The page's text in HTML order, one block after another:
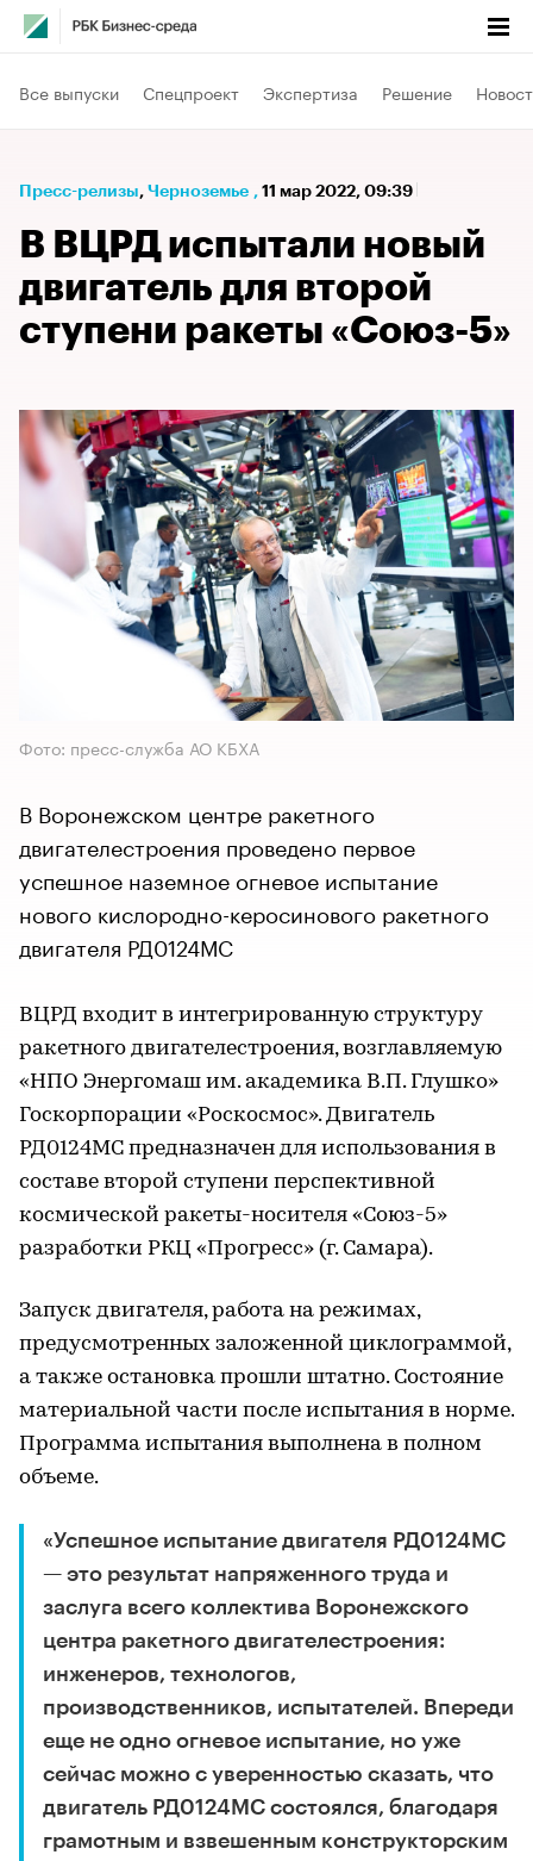
Все выпуски Спецпроект Экспертиза Решение
Пресс-релизы⁠, Черноземье , 11 мар 2022, 09:39
В ВЦРД испытали новый
двигатель для второй
ступени ракеты «Союз-5»
Фото: пресс-служба АО КБХА
В Воронежском центре ракетного
двигателестроения проведено первое
успешное наземное огневое испытание
нового кислородно-керосинового ракетного
двигателя РД0124МС
ВЦРД входит в интегрированную структуру
ракетного двигателестроения, возглавляемую
«НПО Энергомаш им. академика В.П. Глушко»
Госкорпорации «Роскосмос». Двигатель
РД0124МС предназначен для использования в
составе второй ступени перспективной
космической ракеты-носителя «Союз-5»
разработки РКЦ «Прогресс» (г. Самара).
Запуск двигателя, работа на режимах,
предусмотренных заложенной циклограммой,
а также остановка прошли штатно. Состояние
материальной части после испытания в норме.
Программа испытания выполнена в полном
объеме.
«Успешное испытание двигателя РД0124МС
— это результат напряженного труда и
заслуга всего коллектива Воронежского
центра ракетного двигателестроения:
инженеров, технологов,
производственников, испытателей. Впереди
еще не одно огневое испытание, но уже
сейчас можно с уверенностью сказать, что
двигатель РД0124МС состоялся, благодаря
грамотным и взвешенным конструкторским